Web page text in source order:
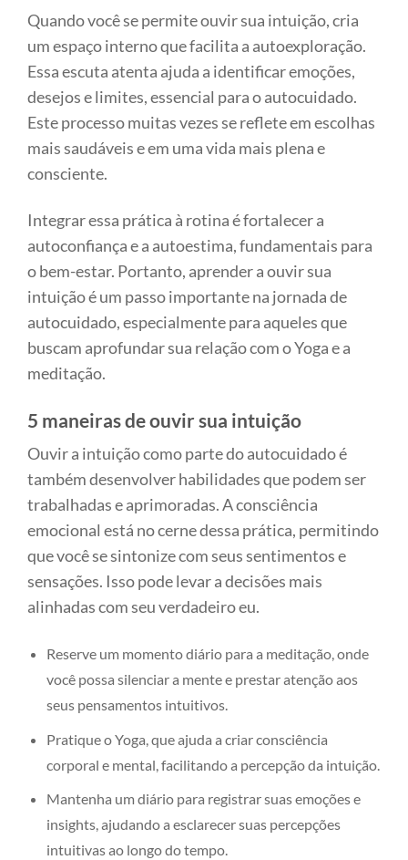
Quando você se permite ouvir sua intuição, cria
um espaço interno que facilita a autoexploração.
Essa escuta atenta ajuda a identificar emoções,
desejos e limites, essencial para o autocuidado.
Este processo muitas vezes se reflete em escolhas
mais saudáveis e em uma vida mais plena e
consciente.
Integrar essa prática à rotina é fortalecer a
autoconfiança e a autoestima, fundamentais para
o bem-estar. Portanto, aprender a ouvir sua
intuição é um passo importante na jornada de
autocuidado, especialmente para aqueles que
buscam aprofundar sua relação com o Yoga e a
meditação.
5 maneiras de ouvir sua intuição
Ouvir a intuição como parte do autocuidado é
também desenvolver habilidades que podem ser
trabalhadas e aprimoradas. A consciência
emocional está no cerne dessa prática, permitindo
que você se sintonize com seus sentimentos e
sensações. Isso pode levar a decisões mais
alinhadas com seu verdadeiro eu.
Reserve um momento diário para a meditação, onde
você possa silenciar a mente e prestar atenção aos
seus pensamentos intuitivos.
Pratique o Yoga, que ajuda a criar consciência
corporal e mental, facilitando a percepção da intuição.
Mantenha um diário para registrar suas emoções e
insights, ajudando a esclarecer suas percepções
intuitivas ao longo do tempo.